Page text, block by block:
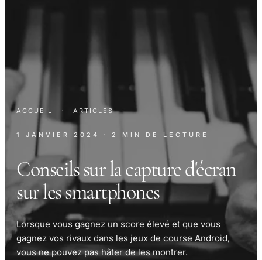
ACCUEIL · ARTICLES
1 JANVIER 2024 · 2 MIN DE LECTURE
Conseils sur la capture d'écran
sur les smartphones
Lorsque vous gagnez un score élevé et que vous
gagnez vos rivaux dans les jeux de course Android,
vous ne pouvez pas hâter de les montrer.